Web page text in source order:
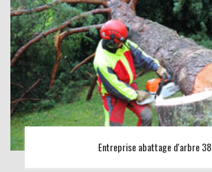
Entreprise abattage d'arbre 38